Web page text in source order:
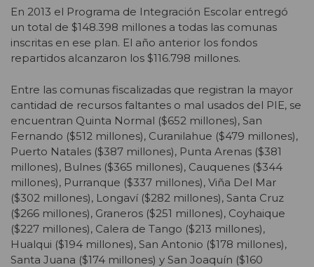
En 2013 el Programa de Integración Escolar entregó
un total de $148.398 millones a todas las comunas
inscritas en ese plan. El año anterior los fondos
repartidos alcanzaron los $116.798 millones.
Entre las comunas fiscalizadas que registran la mayor
cantidad de recursos faltantes o mal usados del PIE, se
encuentran Quinta Normal ($652 millones), San
Fernando ($512 millones), Curanilahue ($479 millones),
Puerto Natales ($387 millones), Punta Arenas ($381
millones), Bulnes ($365 millones), Cauquenes ($344
millones), Purranque ($337 millones), Viña Del Mar
($302 millones), Longaví ($282 millones), Santa Cruz
($266 millones), Graneros ($251 millones), Coyhaique
($227 millones), Calera de Tango ($213 millones),
Hualqui ($194 millones), San Antonio ($178 millones),
Santa Juana ($174 millones) y San Joaquín ($160